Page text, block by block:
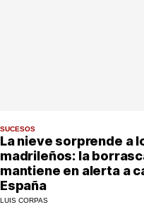
SUCESOS
La nieve sorprende a
madrileños: la
mantiene en alerta a
España
LUIS CORPAS